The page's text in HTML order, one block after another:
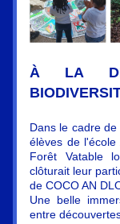
À LA
Dans le cadre
élèves de
Forêt Vatable
clôturait leur
de COCO AN
Une belle
entre